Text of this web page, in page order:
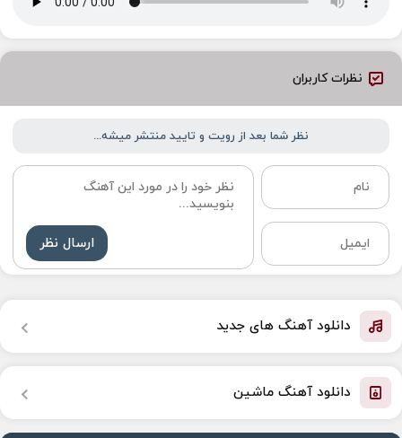
نظرات کاربران
نظر شما بعد از رویت و تایید منتشر میشه...
ارسال نظر
دانلود آهنگ های جدید
دانلود آهنگ ماشین